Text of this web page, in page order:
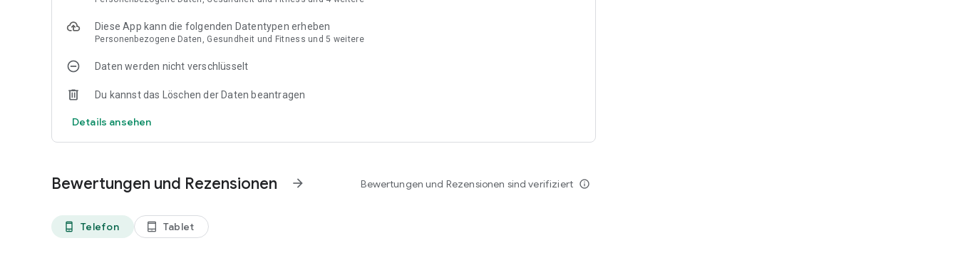
Diese App kann die folgenden Datentypen erheben
Personenbezogene Daten, Gesundheit und Fitness und 5 weitere
Daten werden nicht verschlüsselt
Du kannst das Löschen der Daten beantragen
Details ansehen
Bewertungen und Rezensionen arrow_forward Bewertungen und Rezensionen sind verifiziert info_outline
phone_android Telefon tablet_android Tablet